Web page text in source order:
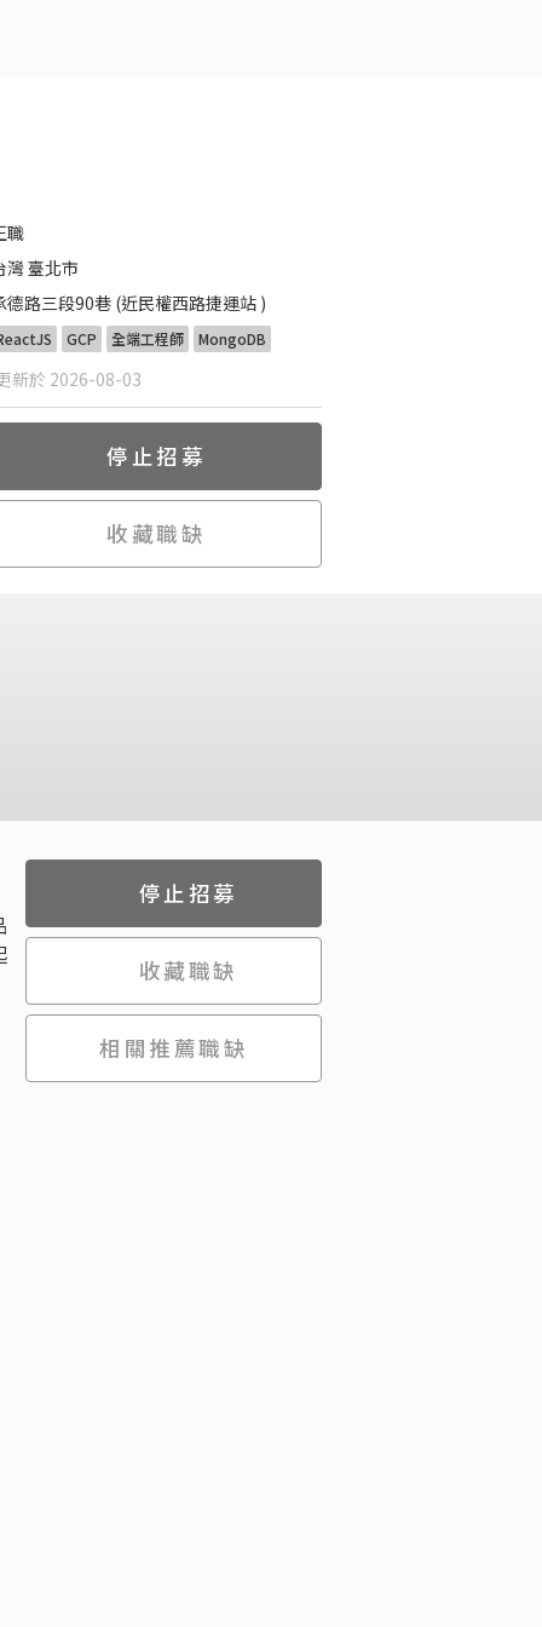
職
灣 臺北市
德路三段90巷 (近民權西路捷運站 )
GCP 全端工程師 MongoDB
新於 2026-08-03
停止招募
收藏職缺
停止招募
收藏職缺
相關推薦職缺